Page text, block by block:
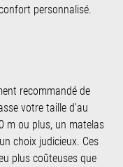
personnalisé.
recommandé de
votre taille d’au
m ou plus, un matelas
choix judicieux. Ces
plus coûteuses que